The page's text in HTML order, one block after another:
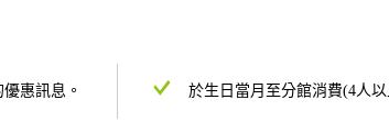
惠訊息。 於生日當月至分館消費(4人